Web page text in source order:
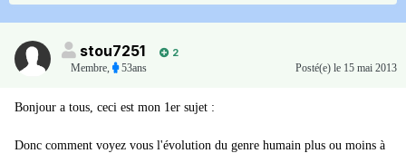
stou7251
2
Membre, 53ans Posté(e) le 15 mai 2013
Bonjour a tous, ceci est mon 1er sujet :
Donc comment voyez vous l'évolution du genre humain plus ou moins à